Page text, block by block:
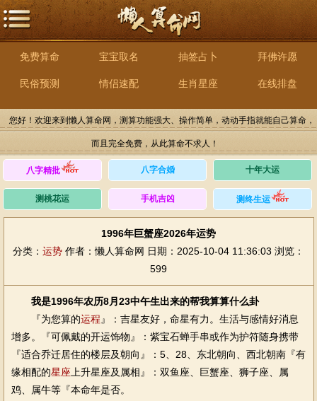
免费算命 宝宝取名 抽签占卜 拜佛许愿
民俗预测 情侣速配 生肖星座 在线排盘
您好！欢迎来到懒人算命网，测算功能强大、操作简单，动动手指就能自己算命，
而且完全免费，从此算命不求人！
八字精批 八字合婚 十年大运
测桃花运 手机吉凶 测终生运
1996年巨蟹座2026年运势
分类： 运势 作者：懒人算命网 日期：2025-10-04 11:36:03 浏览：
599
我是1996年农历8月23中午生出来的帮我算算什么卦
『为您算的运程 』：吉星友好，命星有力。生活与感情好消息
增多。『可佩戴的开运饰物』：紫宝石蝉手串或作为护符随身携带
『适合乔迁居住的楼层及朝向』：5、28、东北朝向、西北朝南『有
缘相配的星座 上升星座及属相』：双鱼座、巨蟹座、狮子座、属
鸡、属牛等『本命年是否。